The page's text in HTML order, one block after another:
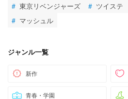
# 東京リベンジャーズ # ツイステ
# マッシュル
ジャンル一覧
新作
青春・学園